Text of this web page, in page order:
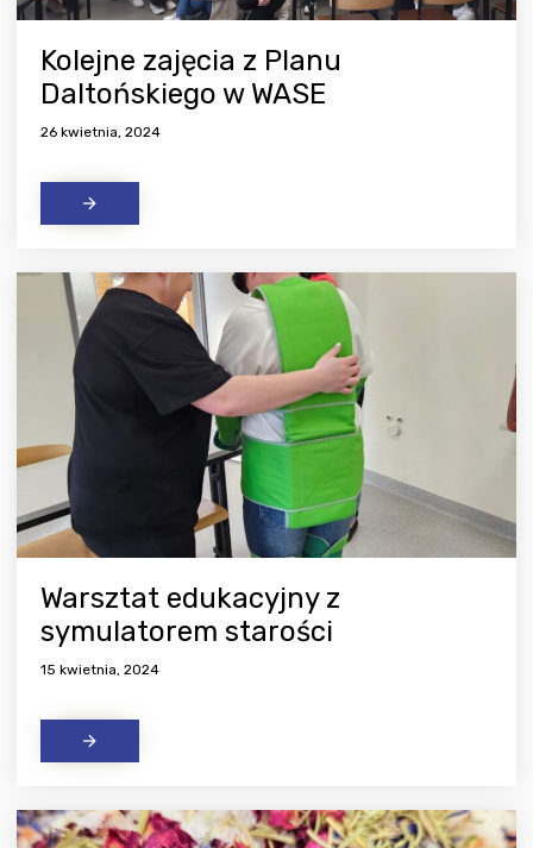
Kolejne zajęcia z Planu
Daltońskiego w WASE
26 kwietnia, 2024
Warsztat edukacyjny z
symulatorem starości
15 kwietnia, 2024